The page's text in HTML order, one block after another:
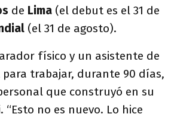
de Lima (el debut es el 31 de
(el 31 de agosto).
físico y un asistente de
trabajar, durante 90 días,
que construyó en su
“Esto no es nuevo. Lo hice